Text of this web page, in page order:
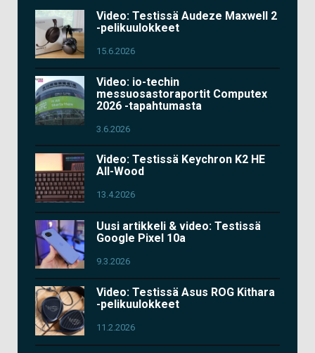
Video: Testissä Audeze Maxwell 2
-pelikuulokkeet
15.6.2026
Video: io-techin
messuosastoraportit Computex
2026 -tapahtumasta
3.6.2026
Video: Testissä Keychron K2 HE
All-Wood
13.4.2026
Uusi artikkeli & video: Testissä
Google Pixel 10a
9.3.2026
Video: Testissä Asus ROG Kithara
-pelikuulokkeet
11.2.2026